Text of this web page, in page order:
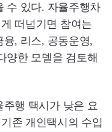
수 있다. 자율주행차
떠넘기면 참여는
, 리스, 공동운영,
양한 모델을 검토해
행 택시가 낮은 요
존 개인택시의 수입